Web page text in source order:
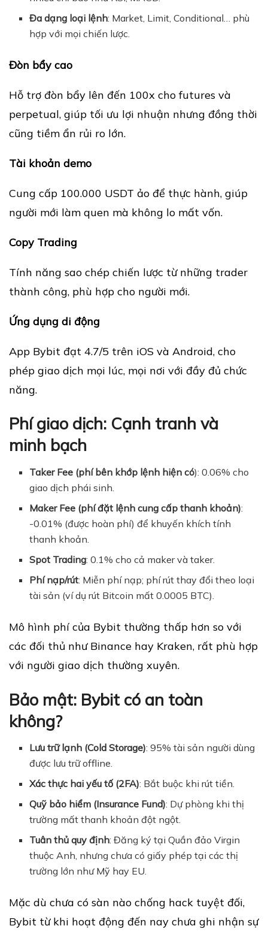
Đa dạng loại lệnh: Market, Limit, Conditional… phù
hợp với mọi chiến lược.
Đòn bẩy cao
Hỗ trợ đòn bẩy lên đến 100x cho futures và
perpetual, giúp tối ưu lợi nhuận nhưng đồng thời
cũng tiềm ẩn rủi ro lớn.
Tài khoản demo
Cung cấp 100.000 USDT ảo để thực hành, giúp
người mới làm quen mà không lo mất vốn.
Copy Trading
Tính năng sao chép chiến lược từ những trader
thành công, phù hợp cho người mới.
Ứng dụng di động
App Bybit đạt 4.7/5 trên iOS và Android, cho
phép giao dịch mọi lúc, mọi nơi với đầy đủ chức
năng.
Phí giao dịch: Cạnh tranh và
minh bạch
Taker Fee (phí bên khớp lệnh hiện có): 0.06% cho
giao dịch phái sinh.
Maker Fee (phí đặt lệnh cung cấp thanh khoản):
-0.01% (được hoàn phí) để khuyến khích tính
thanh khoản.
Spot Trading: 0.1% cho cả maker và taker.
Phí nạp/rút: Miễn phí nạp; phí rút thay đổi theo loại
tài sản (ví dụ rút Bitcoin mất 0.0005 BTC).
Mô hình phí của Bybit thường thấp hơn so với
các đối thủ như Binance hay Kraken, rất phù hợp
với người giao dịch thường xuyên.
Bảo mật: Bybit có an toàn
không?
Lưu trữ lạnh (Cold Storage): 95% tài sản người dùng
được lưu trữ offline.
Xác thực hai yếu tố (2FA): Bắt buộc khi rút tiền.
Quỹ bảo hiểm (Insurance Fund): Dự phòng khi thị
trường mất thanh khoản đột ngột.
Tuân thủ quy định: Đăng ký tại Quần đảo Virgin
thuộc Anh, nhưng chưa có giấy phép tại các thị
trường lớn như Mỹ hay EU.
Mặc dù chưa có sàn nào chống hack tuyệt đối,
Bybit từ khi hoạt động đến nay chưa ghi nhận sự